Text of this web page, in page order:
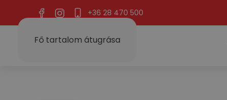
Fő tartalom átugrása
+36 28 470 500